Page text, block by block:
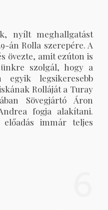
nyílt meghallgatást
án Rolla szerepére. A
övezte, amit ezúton is
szolgál, hogy a
egyik legsikeresebb
Rolláját a Turay
Sövegjártó Áron
fogja alakítani.
immár teljes